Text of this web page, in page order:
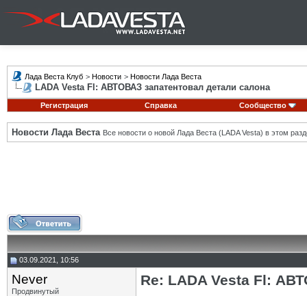
Лада Веста Клуб > Новости > Новости Лада Веста
LADA Vesta Fl: АВТОВАЗ запатентовал детали салона
Регистрация Справка Сообщество
Новости Лада Веста Все новости о новой Лада Веста (LADA Vesta) в этом
03.09.2021, 10:56
Never
Продвинутый
Re: LADA Vesta Fl: